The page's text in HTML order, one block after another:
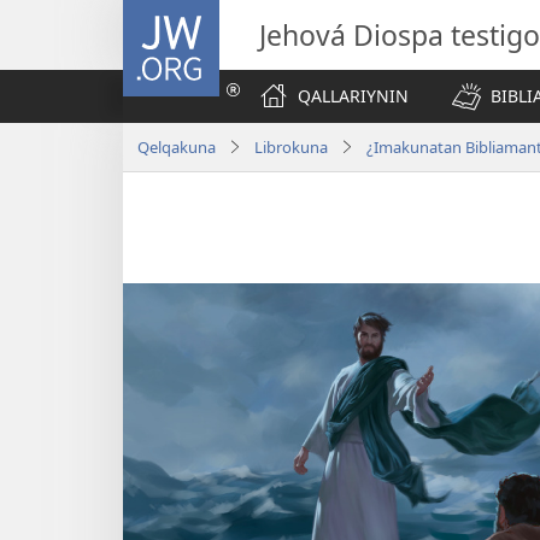
JW.ORG
Jehová Diospa
QALLARIYNIN
Qelqakuna Librokuna ¿Imakunatan